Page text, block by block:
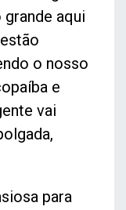
aqui
o nosso
e
vai
para